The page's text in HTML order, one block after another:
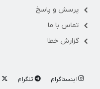
پرسش و پاسخ
تماس با ما
گزارش خطا
اینستاگرام تلگرام